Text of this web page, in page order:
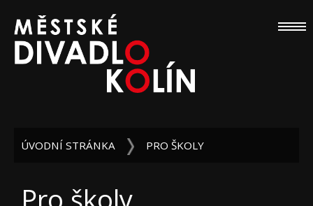
ÚVODNÍ STRÁNKA PRO ŠKOLY